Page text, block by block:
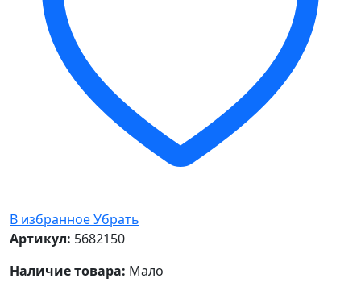
В избранноеУбрать
Артикул: 5682150
Наличие товара: Мало